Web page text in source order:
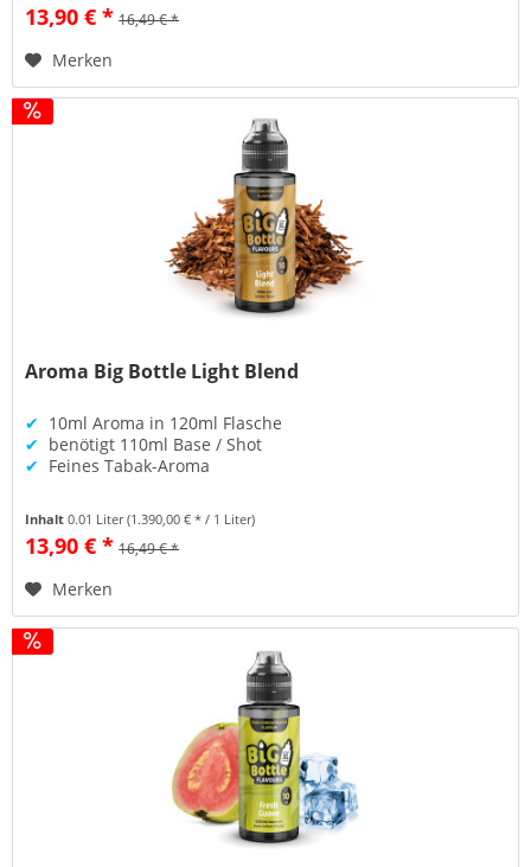
13,90 € * 16,49 € *
Merken
Aroma Big Bottle Light Blend
✔ 10ml Aroma in 120ml Flasche
✔ benötigt 110ml Base / Shot
✔ Feines Tabak-Aroma
Inhalt0.01 Liter(1.390,00 € * / 1 Liter)
13,90 € * 16,49 € *
Merken